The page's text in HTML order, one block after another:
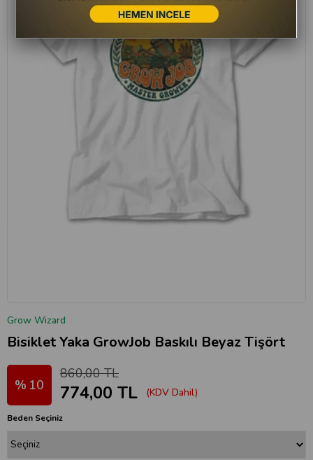
Grow Wizard
Bisiklet Yaka GrowJob Baskılı Beyaz Tişört
10
860,00 TL
774,00 TL (KDV Dahil)
Beden Seçiniz